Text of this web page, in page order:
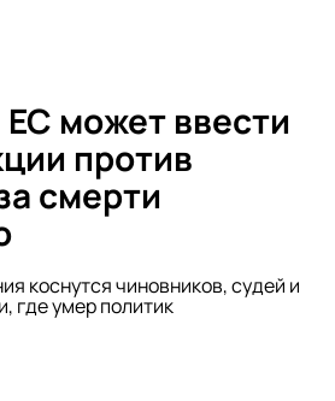
может ввести
против
смерти
коснутся чиновников, судей и
где умер политик